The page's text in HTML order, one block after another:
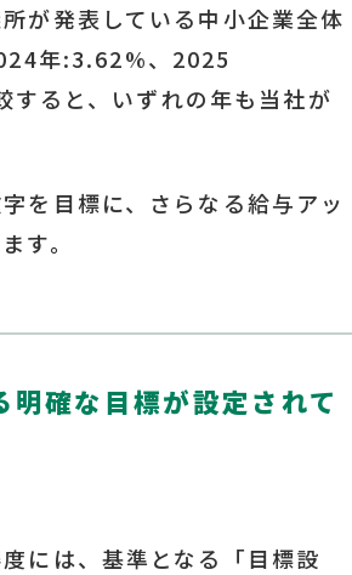
が発表している中小企業全体
年:3.62%、2025
ると、いずれの年も当社が
を目標に、さらなる給与アッ
す。
明確な目標が設定されて
には、基準となる「目標設